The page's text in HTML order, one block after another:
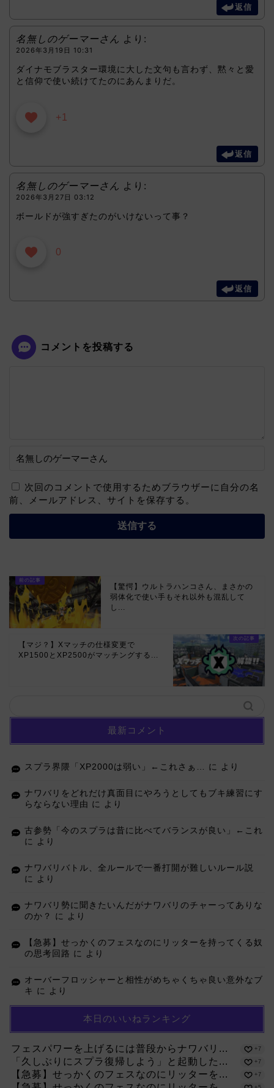
返信
名無しのゲーマーさん より:
2026年3月19日 10:31
ダイナモブラスター環境に大した文句も言わず、黙々と愛
と信仰で使い続けてたのにあんまりだ。
+1
返信
名無しのゲーマーさん より:
2026年3月27日 03:12
ボールドが強すぎたのがいけないって事？
0
返信
コメントを投稿する
次回のコメントで使用するためブラウザーに自分の名
前、メールアドレス、サイトを保存する。
【驚愕】ウルトラハンコさん、まさかの
弱体化で使い手もそれ以外も混乱して
し...
【マジ？】Xマッチの仕様変更で
XP1500とXP2500がマッチングする...
最新コメント
スプラ界隈「XP2000は弱い」←これさぁ… に より
ナワバリをどれだけ真面目にやろうとしてもブキ練習にす
らならない理由 に より
古参勢「今のスプラは昔に比べてバランスが良い」←これ
に より
ナワバリバトル、全ルールで一番打開が難しいルール説
に より
ナワバリ勢に聞きたいんだがナワバリのチャーってありな
のか？
に より
【急募】せっかくのフェスなのにリッターを持ってくる奴
の思考回路 に より
オーバーフロッシャーと相性がめちゃくちゃ良い意外なブ
キ に より
本日のいいねランキング
フェスパワーを上げるには普段からナワバリ... +7
「久しぶりにスプラ復帰しよう」と起動した... +7
【急募】せっかくのフェスなのにリッターを... +7